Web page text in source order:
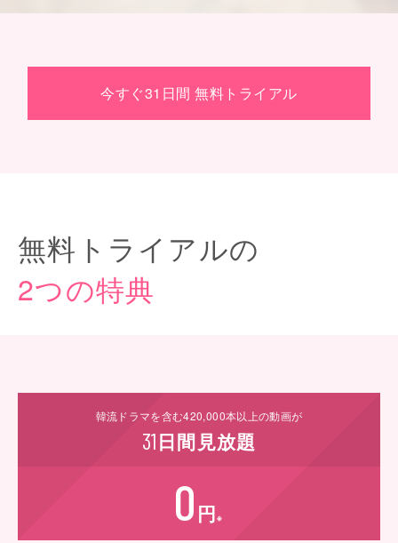
今すぐ31日間 無料トライアル
無料トライアルの
2つの特典
韓流ドラマを含む420,000本以上の動画が
31日間見放題
0 円※